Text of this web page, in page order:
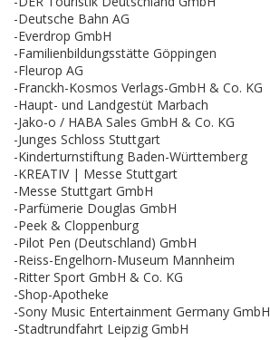
-Deutsche Bahn AG
-Everdrop GmbH
-Familienbildungsstätte Göppingen
-Fleurop AG
-Franckh-Kosmos Verlags-GmbH & Co. KG
-Haupt- und Landgestüt Marbach
-Jako-o / HABA Sales GmbH & Co. KG
-Junges Schloss Stuttgart
-Kinderturnstiftung Baden-Württemberg
-KREATIV | Messe Stuttgart
-Messe Stuttgart GmbH
-Parfümerie Douglas GmbH
-Peek & Cloppenburg
-Pilot Pen (Deutschland) GmbH
-Reiss-Engelhorn-Museum Mannheim
-Ritter Sport GmbH & Co. KG
-Shop-Apotheke
-Sony Music Entertainment Germany GmbH
-Stadtrundfahrt Leipzig GmbH